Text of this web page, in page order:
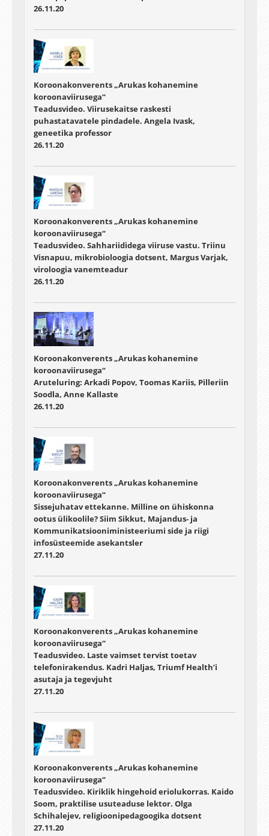
26.11.20
Koroonakonverents „Arukas kohanemine
koroonaviirusega“
Teadusvideo. Viirusekaitse raskesti
puhastatavatele pindadele. Angela Ivask,
geneetika professor
26.11.20
Koroonakonverents „Arukas kohanemine
koroonaviirusega“
Teadusvideo. Sahhariididega viiruse vastu. Triinu
Visnapuu, mikrobioloogia dotsent, Margus Varjak,
viroloogia vanemteadur
26.11.20
Koroonakonverents „Arukas kohanemine
koroonaviirusega“
Aruteluring: Arkadi Popov, Toomas Kariis, Pilleriin
Soodla, Anne Kallaste
26.11.20
Koroonakonverents „Arukas kohanemine
koroonaviirusega“
Sissejuhatav ettekanne. Milline on ühiskonna
ootus ülikoolile? Siim Sikkut, Majandus- ja
Kommunikatsiooniministeeriumi side ja riigi
infosüsteemide asekantsler
27.11.20
Koroonakonverents „Arukas kohanemine
koroonaviirusega“
Teadusvideo. Laste vaimset tervist toetav
telefonirakendus. Kadri Haljas, Triumf Health’i
asutaja ja tegevjuht
27.11.20
Koroonakonverents „Arukas kohanemine
koroonaviirusega“
Teadusvideo. Kiriklik hingehoid eriolukorras. Kaido
Soom, praktilise usuteaduse lektor. Olga
Schihalejev, religioonipedagoogika dotsent
27.11.20